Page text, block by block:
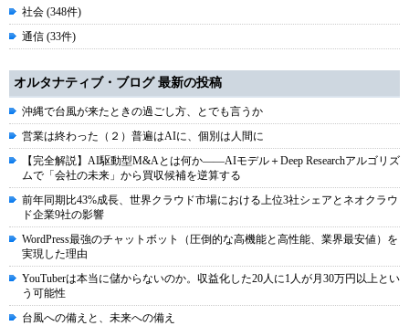
社会 (348件)
通信 (33件)
オルタナティブ・ブログ 最新の投稿
沖縄で台風が来たときの過ごし方、とでも言うか
営業は終わった（２）普遍はAIに、個別は人間に
【完全解説】AI駆動型M&Aとは何か――AIモデル＋Deep Researchアルゴリズ
ムで「会社の未来」から買収候補を逆算する
前年同期比43%成長、世界クラウド市場における上位3社シェアとネオクラウ
ド企業9社の影響
WordPress最強のチャットボット（圧倒的な高機能と高性能、業界最安値）を
実現した理由
YouTuberは本当に儲からないのか。収益化した20人に1人が月30万円以上とい
う可能性
台風への備えと、未来への備え